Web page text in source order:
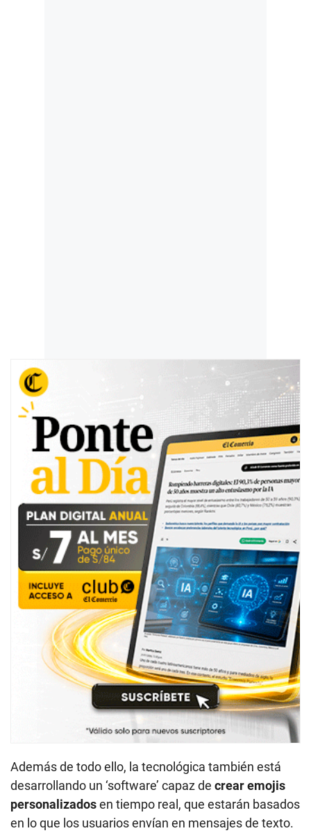
Además de todo ello, la tecnológica también está
desarrollando un ‘software’ capaz de crear emojis
personalizadosen tiempo real, que estarán basados
en lo que los usuarios envían en mensajes de texto.